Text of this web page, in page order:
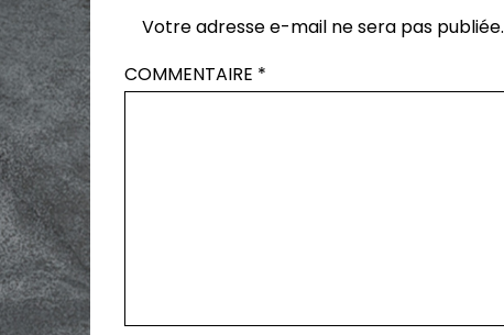
Votre adresse e-mail ne sera pas publiée.
COMMENTAIRE *